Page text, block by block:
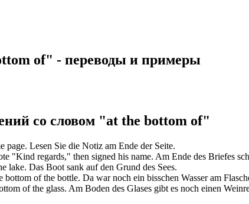
of" - переводы и примеры
со словом "at the bottom of"
page. Lesen Sie die Notiz am Ende der Seite.
"Kind regards," then signed his name. Am Ende des Briefes
lake. Das Boot sank auf den Grund des Sees.
bottom ofthe bottle. Da war noch ein bisschen Wasseram
ofthe glass. Am Boden des Glases gibt es noch einen